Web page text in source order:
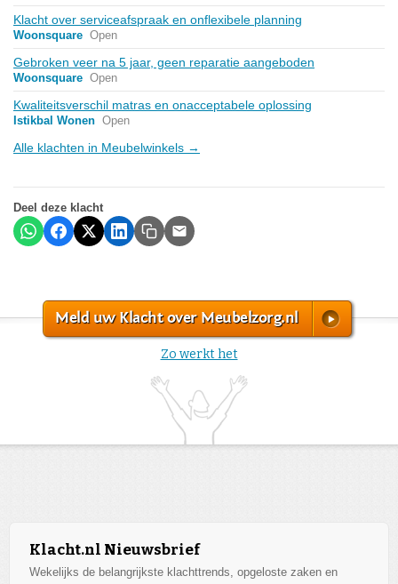
Klacht over serviceafspraak en onflexibele planning
Woonsquare Open
Gebroken veer na 5 jaar, geen reparatie aangeboden
Woonsquare Open
Kwaliteitsverschil matras en onacceptabele oplossing
Istikbal Wonen Open
Alle klachten in Meubelwinkels →
Deel deze klacht
Meld uw Klacht over Meubelzorg.nl
Zo werkt het
Klacht.nl Nieuwsbrief
Wekelijks de belangrijkste klachttrends, opgeloste zaken en